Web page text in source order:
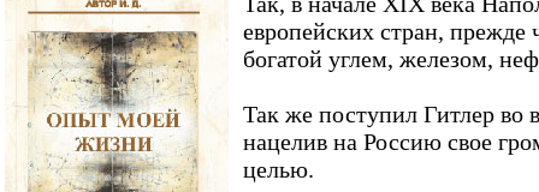
европейских стран, прежде
богатой углем, железом,
Так же поступил Гитлер во
нацелив на Россию свое
целью.